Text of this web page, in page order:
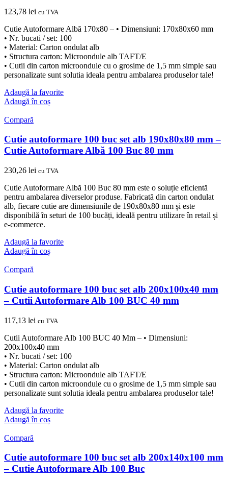
123,78 lei cu TVA
Cutie Autoformare Albă 170x80 – • Dimensiuni: 170x80x60 mm
• Nr. bucati / set: 100
• Material: Carton ondulat alb
• Structura carton: Microondule alb TAFT/E
• Cutii din carton microondule cu o grosime de 1,5 mm simple sau
personalizate sunt solutia ideala pentru ambalarea produselor tale!
Adaugă la favorite
Adaugă în coș
Compară
Cutie autoformare 100 buc set alb 190x80x80 mm –
Cutie Autoformare Albă 100 Buc 80 mm
230,26 lei cu TVA
Cutie Autoformare Albă 100 Buc 80 mm este o soluție eficientă
pentru ambalarea diverselor produse. Fabricată din carton ondulat
alb, fiecare cutie are dimensiunile de 190x80x80 mm și este
disponibilă în seturi de 100 bucăți, ideală pentru utilizare în retail și
e-commerce.
Adaugă la favorite
Adaugă în coș
Compară
Cutie autoformare 100 buc set alb 200x100x40 mm
– Cutii Autoformare Alb 100 BUC 40 mm
117,13 lei cu TVA
Cutii Autoformare Alb 100 BUC 40 Mm – • Dimensiuni:
200x100x40 mm
• Nr. bucati / set: 100
• Material: Carton ondulat alb
• Structura carton: Microondule alb TAFT/E
• Cutii din carton microondule cu o grosime de 1,5 mm simple sau
personalizate sunt solutia ideala pentru ambalarea produselor tale!
Adaugă la favorite
Adaugă în coș
Compară
Cutie autoformare 100 buc set alb 200x140x100 mm
– Cutie Autoformare Alb 100 Buc